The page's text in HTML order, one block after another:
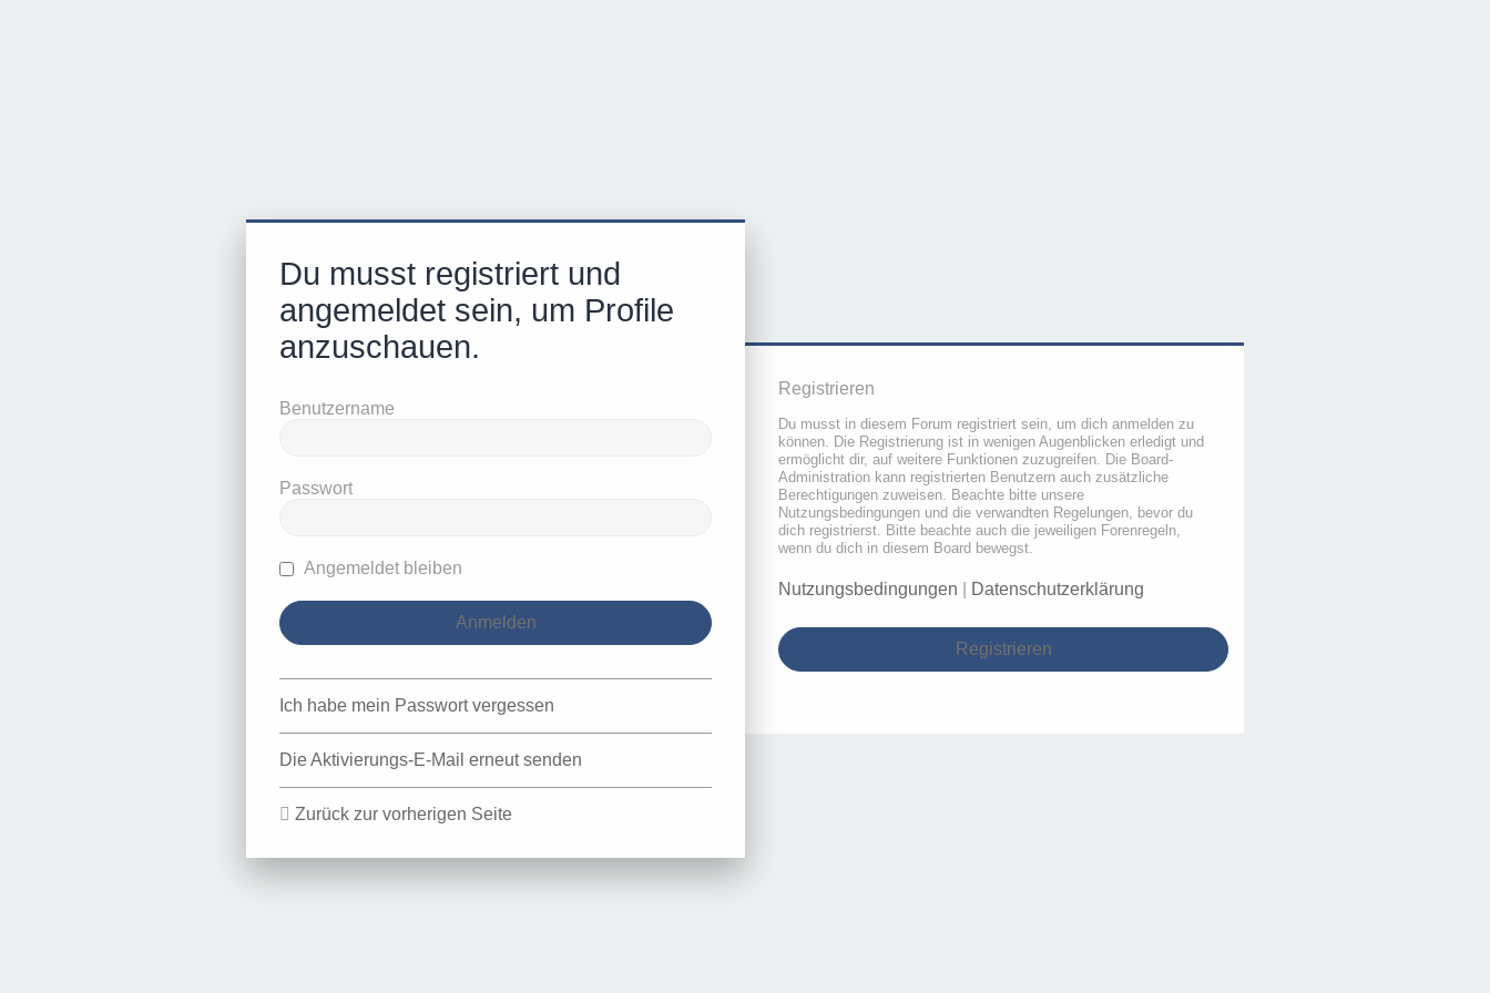
Du musst registriert und
angemeldet sein, um Profile
anzuschauen.
Benutzername
Passwort
Angemeldet bleiben
Ich habe mein Passwort vergessen
Die Aktivierungs-E-Mail erneut senden
Zurück zur vorherigen Seite
Registrieren
Du musst in diesem Forum registriert sein, um dich anmelden zu
können. Die Registrierung ist in wenigen Augenblicken erledigt und
ermöglicht dir, auf weitere Funktionen zuzugreifen. Die Board-
Administration kann registrierten Benutzern auch zusätzliche
Berechtigungen zuweisen. Beachte bitte unsere
Nutzungsbedingungen und die verwandten Regelungen, bevor du
dich registrierst. Bitte beachte auch die jeweiligen Forenregeln,
wenn du dich in diesem Board bewegst.
Nutzungsbedingungen Datenschutzerklärung
Registrieren